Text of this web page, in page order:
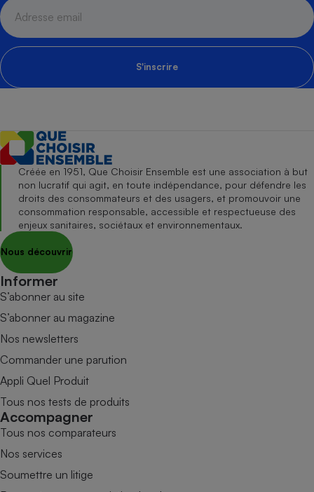
S'inscrire
Créée en 1951, Que Choisir Ensemble est une association à but
non lucratif qui agit, en toute indépendance, pour défendre les
droits des consommateurs et des usagers, et promouvoir une
consommation responsable, accessible et respectueuse des
enjeux sanitaires, sociétaux et environnementaux.
Nous découvrir
Informer
S’abonner au site
S’abonner au magazine
Nos newsletters
Commander une parution
Appli Quel Produit
Tous nos tests de produits
Accompagner
Tous nos comparateurs
Nos services
Soumettre un litige